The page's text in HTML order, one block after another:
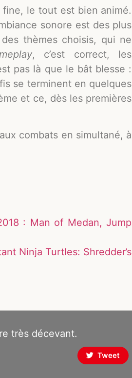
le tout est bien animé.
sonore est des plus
thèmes choisis, qui ne
, c’est correct, les
pas là que le bât blesse :
se terminent en quelques
et ce, dès les premières
combats en simultané, à
: Man of Medan, Jump
Ninja Turtles: Shredder’s
très décevant.
Tweet